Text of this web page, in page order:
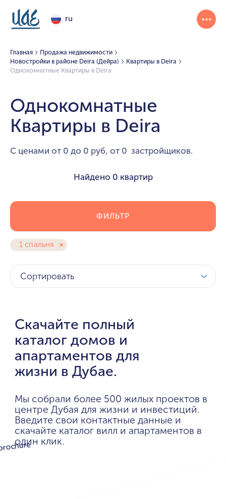
ru
Главная
Продажа недвижимости
Новостройки в районе Deira (Дейра)
Квартиры в Deira
Однокомнатные Квартиры в Deira
Однокомнатные
Квартиры в Deira
С ценами от 0 до 0 руб, от 0 застройщиков.
Найдено 0 квартир
1 спальня
ФИЛЬТР
Сортировать
Скачайте полный
каталог домов и
апартаментов для
жизни в Дубае.
Мы собрали более 500 жилых проектов в
центре Дубая для жизни и инвестиций.
Введите свои контактные данные и
скачайте каталог вилл и апартаментов в
один клик.